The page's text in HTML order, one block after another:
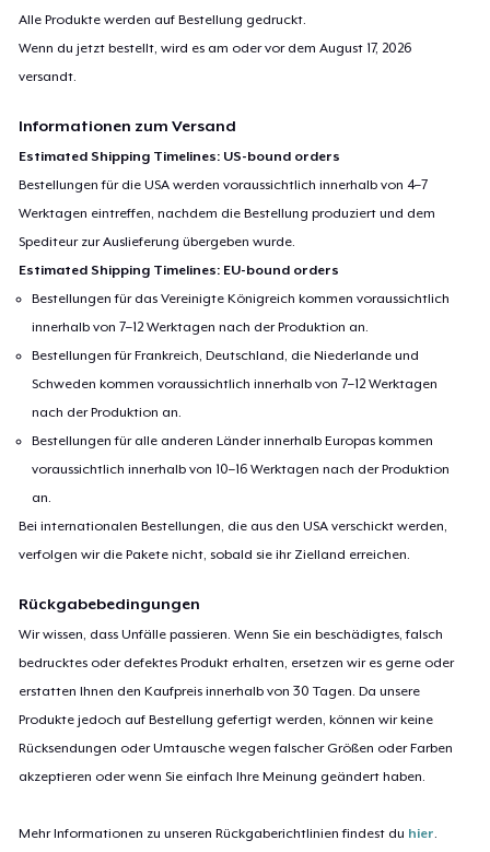
Alle Produkte werden auf Bestellung gedruckt.
Wenn du jetzt bestellt, wird es am oder vor demAugust 17, 2026
versandt.
Informationen zum Versand
Estimated Shipping Timelines: US-bound orders
Bestellungen für die USA werden voraussichtlich innerhalb von 4–7
Werktagen eintreffen, nachdem die Bestellung produziert und dem
Spediteur zur Auslieferung übergeben wurde.
Estimated Shipping Timelines: EU-bound orders
Bestellungen für das Vereinigte Königreich kommen voraussichtlich
innerhalb von 7–12 Werktagen nach der Produktion an.
Bestellungen für Frankreich, Deutschland, die Niederlande und
Schweden kommen voraussichtlich innerhalb von 7–12 Werktagen
nach der Produktion an.
Bestellungen für alle anderen Länder innerhalb Europas kommen
voraussichtlich innerhalb von 10–16 Werktagen nach der Produktion
an.
Bei internationalen Bestellungen, die aus den USA verschickt werden,
verfolgen wir die Pakete nicht, sobald sie ihr Zielland erreichen.
Rückgabebedingungen
Wir wissen, dass Unfälle passieren. Wenn Sie ein beschädigtes, falsch
bedrucktes oder defektes Produkt erhalten, ersetzen wir es gerne oder
erstatten Ihnen den Kaufpreis innerhalb von 30 Tagen. Da unsere
Produkte jedoch auf Bestellung gefertigt werden, können wir keine
Rücksendungen oder Umtausche wegen falscher Größen oder Farben
akzeptieren oder wenn Sie einfach Ihre Meinung geändert haben.
Mehr Informationen zu unseren Rückgaberichtlinien findest du hier.